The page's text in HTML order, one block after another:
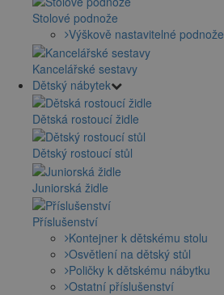
Stolové podnože
Výškově nastavitelné podnože
Kancelářské sestavy
Dětský nábytek
Dětská rostoucí židle
Dětský rostoucí stůl
Juniorská židle
Příslušenství
Kontejner k dětskému stolu
Osvětlení na dětský stůl
Poličky k dětskému nábytku
Ostatní příslušenství